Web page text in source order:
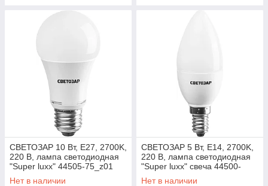
СВЕТОЗАР 10 Вт, Е27, 2700K,
220 В, лампа светодиодная
"Super luxx" 44505-75_z01
Нет в наличии
СВЕТОЗАР 5 Вт, Е14, 2700K,
220 В, лампа светодиодная
"Super luxx" свеча 44500-
40_z01
Нет в наличии